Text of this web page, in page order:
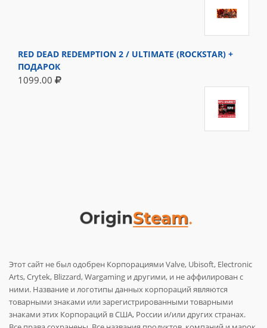
RED DEAD REDEMPTION 2 / ULTIMATE (ROCKSTAR) +
ПОДАРОК
1099.00
Этот сайт не был одобрен Корпорациями Valve, Ubisoft, Electronic
Arts, Crytek, Blizzard, Wargaming и другими, и не аффилирован с
ними. Название и логотипы данных корпораций являются
товарными знаками или зарегистрированными товарными
знаками этих Корпораций в США, России и/или других странах.